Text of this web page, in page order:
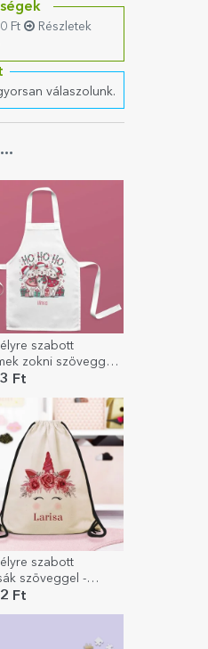
Ft
Részletek
válaszolunk.
szabott
zokni szöveggel -
HO!
Ft
szabott
szöveggel -
Ft